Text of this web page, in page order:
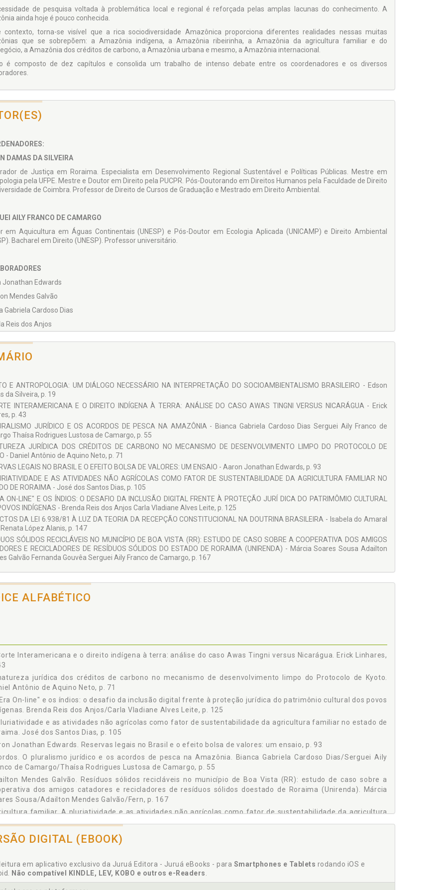
de pesquisa voltada à problemática local e regional é reforçada pelas amplas lacunas do conhecimento. A
ainda hoje é pouco conhecida.
contexto, torna-se visível que a rica sociodiversidade Amazônica proporciona diferentes realidades nessas muitas
que se sobrepõem: a Amazônia indígena, a Amazônia ribeirinha, a Amazônia da agricultura familiar e do
a Amazônia dos créditos de carbono, a Amazônia urbana e mesmo, a Amazônia internacional.
é composto de dez capítulos e consolida um trabalho de intenso debate entre os coordenadores e os diversos
DAMAS DA SILVEIRA
de Justiça em Roraima. Especialista em Desenvolvimento Regional Sustentável e Políticas Públicas. Mestre em
pela UFPE. Mestre e Doutor em Direito pela PUCPR. Pós-Doutorando em Direitos Humanos pela Faculdade de Direito
de Coimbra. Professor de Direito de Cursos de Graduação e Mestrado em Direito Ambiental.
AILY FRANCO DE CAMARGO
em Aquicultura em Águas Continentais (UNESP) e Pós-Doutor em Ecologia Aplicada (UNICAMP) e Direito Ambiental
Bacharel em Direito (UNESP). Professor universitário.
Jonathan Edwards
Mendes Galvão
Gabriela Cardoso Dias
Reis dos Anjos
Antônio de Aquino Neto
Gouvêa
do Amaral Sales
Santos Dias
Soares Sousa
López Alanis
Aily Franco de Camargo
Rodrigues Lustosa de Camargo
E ANTROPOLOGIA: UM DIÁLOGO NECESSÁRIO NA INTERPRETAÇÃO DO SOCIOAMBIENTALISMO BRASILEIRO - Edson
da Silveira, p. 19
INTERAMERICANA E O DIREITO INDÍGENA À TERRA: ANÁLISE DO CASO AWAS TINGNI VERSUS NICARÁGUA - Erick
p. 43
JURÍDICO E OS ACORDOS DE PESCA NA AMAZÔNIA - Bianca Gabriela Cardoso Dias Serguei Aily Franco de
Thaísa Rodrigues Lustosa de Camargo, p. 55
JURÍDICA DOS CRÉDITOS DE CARBONO NO MECANISMO DE DESENVOLVIMENTO LIMPO DO PROTOCOLO DE
- Daniel Antônio de Aquino Neto, p. 71
LEGAIS NO BRASIL E O EFEITO BOLSA DE VALORES: UM ENSAIO - Aaron Jonathan Edwards, p. 93
E AS ATIVIDADES NÃO AGRÍCOLAS COMO FATOR DE SUSTENTABILIDADE DA AGRICULTURA FAMILIAR NO
DE RORAIMA - José dos Santos Dias, p. 105
ON-LINE" E OS ÍNDIOS: O DESAFIO DA INCLUSÃO DIGITAL FRENTE À PROTEÇÃO JURÍ DICA DO PATRIMÔMIO CULTURAL
INDÍGENAS - Brenda Reis dos Anjos Carla Vladiane Alves Leite, p. 125
DA LEI 6.938/81 À LUZ DA TEORIA DA RECEPÇÃO CONSTITUCIONAL NA DOUTRINA BRASILEIRA - Isabela do Amaral
López Alanis, p. 147
SÓLIDOS RECICLÁVEIS NO MUNICÍPIO DE BOA VISTA (RR): ESTUDO DE CASO SOBRE A COOPERATIVA DOS AMIGOS
E RECICLADORES DE RESÍDUOS SÓLIDOS DO ESTADO DE RORAIMA (UNIRENDA) - Márcia Soares Sousa Adailton
Galvão Fernanda Gouvêa Serguei Aily Franco de Camargo, p. 167
ALFABÉTICO
Interamericana e o direito indígena à terra: análise do caso Awas Tingni versus Nicarágua. Erick Linhares,
jurídica dos créditos de carbono no mecanismo de desenvolvimento limpo do Protocolo de Kyoto.
Antônio de Aquino Neto, p. 71
On-line" e os índios: o desafio da inclusão digital frente à proteção jurídica do patrimônio cultural dos povos
Brenda Reis dos Anjos/Carla Vladiane Alves Leite, p. 125
e as atividades não agrícolas como fator de sustentabilidade da agricultura familiar no estado de
José dos Santos Dias, p. 105
Jonathan Edwards. Reservas legais no Brasil e o efeito bolsa de valores: um ensaio, p. 93
O pluralismo jurídico e os acordos de pesca na Amazônia. Bianca Gabriela Cardoso Dias/Serguei Aily
de Camargo/Thaísa Rodrigues Lustosa de Camargo, p. 55
Mendes Galvão. Resíduos sólidos recicláveis no município de Boa Vista (RR): estudo de caso sobre a
dos amigos catadores e recicladores de resíduos sólidos doestado de Roraima (Unirenda). Márcia
Sousa/Adailton Mendes Galvão/Fern, p. 167
familiar. A pluriatividade e as atividades não agrícolas como fator de sustentabilidade da agricultura
no estado de Roraima. José dos Santos Dias, p. 105
O pluralismo jurídico e os acordos de pesca na Amazônia. Bianca Gabriela Cardoso Dias/Serguei Aily
de Camargo/Thaísa Rodrigues Lustosa de Camargo, p. 55
Damas da Silveira, p. 19
da Lei 6.938/81 à luz da teoria da recepção constitucional na doutrina brasileira. Isabela do Amaral
DIGITAL (EBOOK)
em aplicativo exclusivo da Juruá Editora - Juruá eBooks - para Smartphones e Tablets rodando iOS e
Não compatível KINDLE, LEV, KOBO e outros e-Readers.